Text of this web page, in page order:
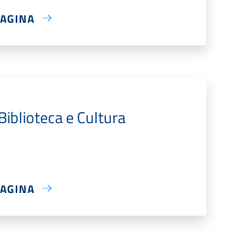
e Cultura